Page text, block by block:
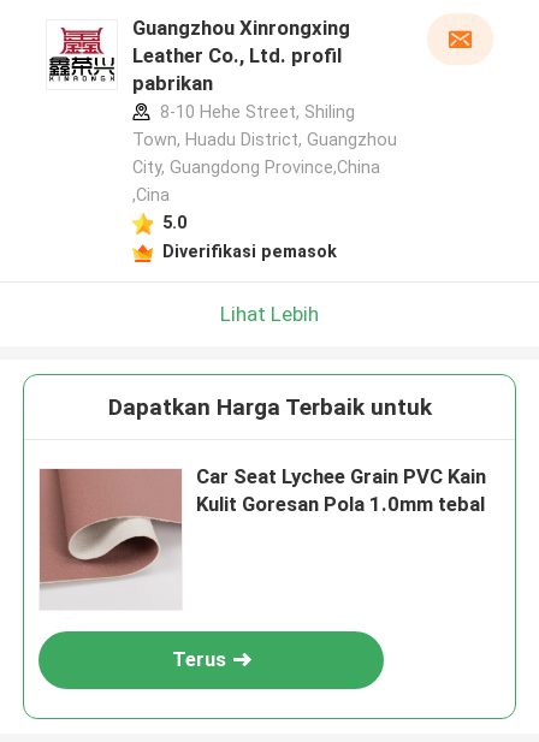
Guangzhou Xinrongxing
Leather Co., Ltd. profil
pabrikan
8-10 Hehe Street, Shiling
Town, Huadu District, Guangzhou
City, Guangdong Province,China
,Cina
5.0
Diverifikasi pemasok
Lihat Lebih
Dapatkan Harga Terbaik untuk
Car Seat Lychee Grain PVC Kain
Kulit Goresan Pola 1.0mm tebal
Terus